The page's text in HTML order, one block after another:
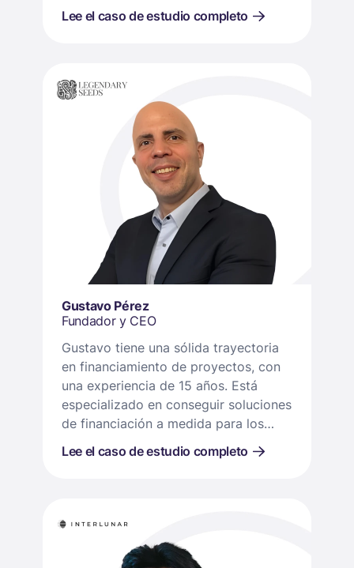
Lack, el equipo boutique ofrece
Lee el caso de estudio completo
Gustavo Pérez
Fundador y CEO
Gustavo tiene una sólida trayectoria
en financiamiento de proyectos, con
una experiencia de 15 años. Está
especializado en conseguir soluciones
de financiación a medida para los
renovables y tecnológico. Su
específicos de cada proyecto para
Lee el caso de estudio completo